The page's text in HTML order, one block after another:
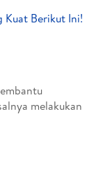
Kuat Berikut Ini!
melakukan